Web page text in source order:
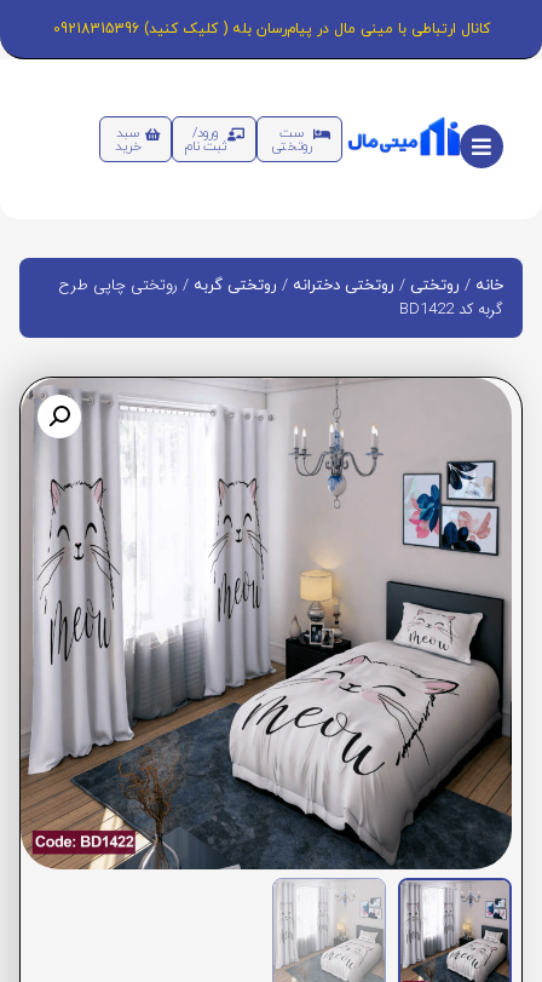
کانال ارتباطی با مینی مال در پیام‌رسان بله ( کلیک کنید) 09218315396
ست
روتختی
ورود/
ثبت نام
سبد
خرید
خانه / روتختی / روتختی دخترانه / روتختی گربه / روتختی چاپی طرح
گربه کد BD1422